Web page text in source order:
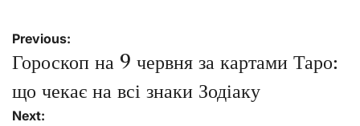
Навігація
записів
Previous:
Гороскоп на 9 червня за картами Таро:
що чекає на всі знаки Зодіаку
Next: